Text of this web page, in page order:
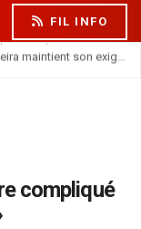
FIL INFO
compliqué